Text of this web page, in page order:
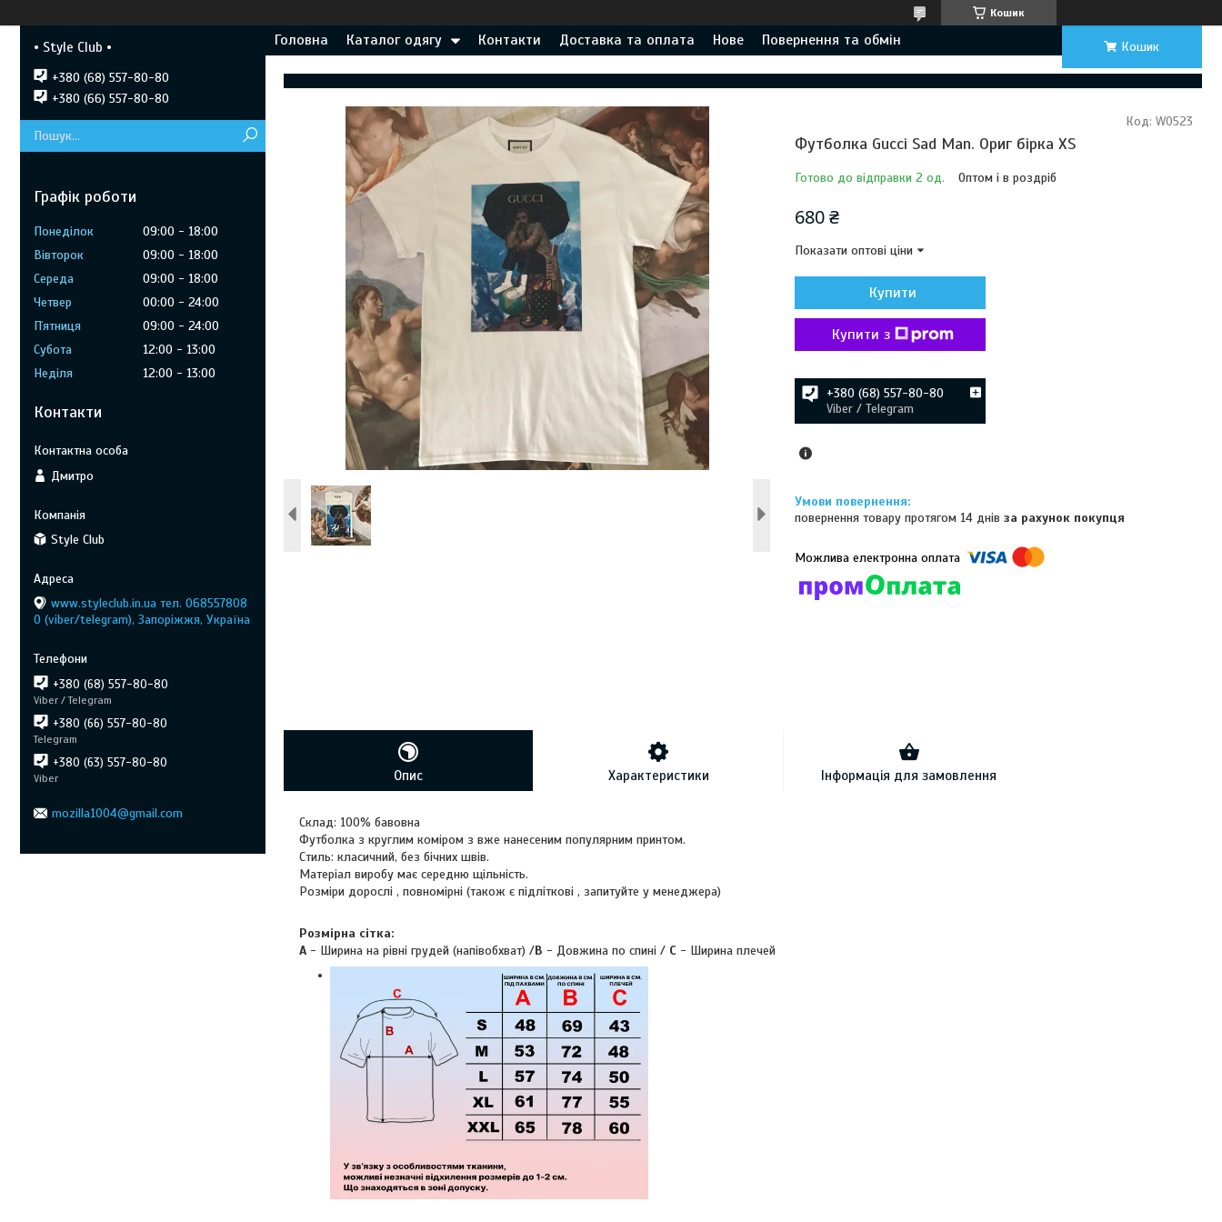
Кошик
Головна Каталог одягу Контакти Доставка та оплата Нове Повернення та обмін Кошик
Футболка Gucci Sad Man. Ориг бірка XS
Готово до відправки 2 од. Оптом і в роздріб
Код: W0523
680 ₴
Показати оптові ціни
Купити
Купити з
+380 (68) 557-80-80
Viber / Telegram
повернення товару протягом 14 днівза рахунок покупця
Опис Характеристики Інформація для замовлення
Склад: 100% бавовна
Футболка з круглим коміром з вже нанесеним популярним принтом.
Стиль: класичний, без бічних швів.
Матеріал виробу має середню щільність.
Розміри дорослі , повномірні (також є підліткові , запитуйте у менеджера)
Розмірна сітка:
A - Ширина на рівні грудей (напівобхват) /B - Довжина по спині / C - Ширина плечей
• Style Club •
+380 (68) 557-80-80
+380 (66) 557-80-80
Графік роботи
Понеділок 09:00
18:00
Вівторок
09:00
18:00
Середа
09:00
18:00
Четвер
00:00
24:00
Пʼятниця
09:00
24:00
Субота
12:00
13:00
Неділя
12:00 13:00
Контакти
Дмитро
Style Club
www.styleclub.in.ua тел. 068557808
0 (viber/telegram), Запоріжжя, Україна
+380 (68) 557-80-80
Viber / Telegram
+380 (66) 557-80-80
Telegram
+380 (63) 557-80-80
Viber
mozilla1004@gmail.com